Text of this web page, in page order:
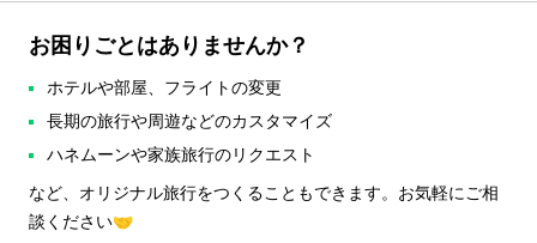
お困りごとはありませんか？
ホテルや部屋、フライトの変更
長期の旅行や周遊などのカスタマイズ
ハネムーンや家族旅行のリクエスト
など、オリジナル旅行をつくることもできます。お気軽にご相
談ください🤝